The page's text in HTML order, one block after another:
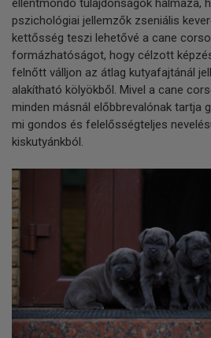
ellentmondó tulajdonságok halmaza,
pszichológiai jellemzők zseniális
kettősség teszi lehetővé a cane
formázhatóságot, hogy célzott
felnőtt válljon az átlag kutyafajtánál
alakítható kölyökből. Mivel a cane
minden másnál előbbrevalónak tartja
mi gondos és felelősségteljes
kiskutyánkból.